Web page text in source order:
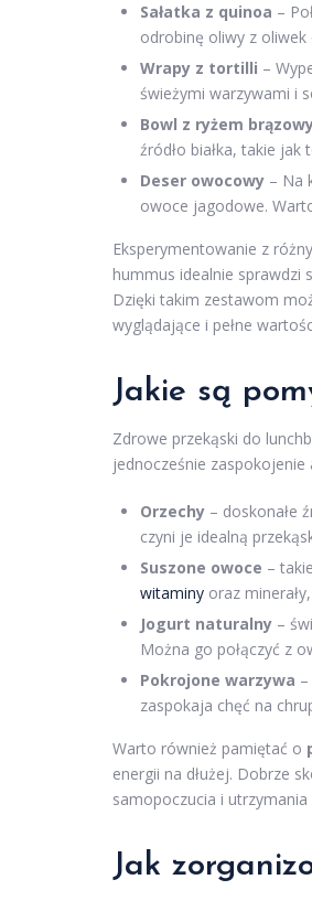
Sałatka z quinoa –
odrobinę oliwy z
Wrapy z tortilli –
świeżymi warzywami i
Bowl z ryżem
źródło białka, takie
Deser owocowy – Na
owoce jagodowe.
Eksperymentowanie z
hummus idealnie sprawdzi
Dzięki takim zestawom
wyglądające i pełne
Jakie są
Zdrowe przekąski do
jednocześnie
Orzechy – doskonałe
czyni je idealną
Suszone owoce –
witaminy oraz
Jogurt naturalny –
Można go połączyć z
Pokrojone warzywa
zaspokaja chęć na
Warto również pamiętać o
energii na dłużej. Dobrze
samopoczucia i
Jak